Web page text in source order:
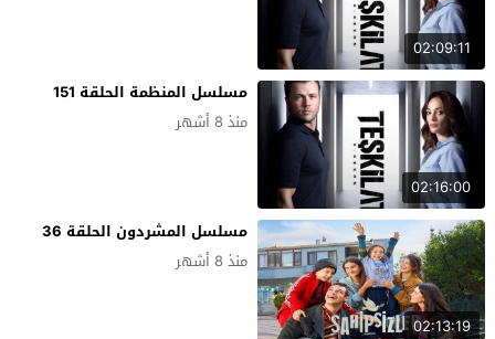
02:09:11
02:16:00
مسلسل المنظمة الحلقة 151
منذ 8 أشهر
02:13:19
مسلسل المشردون الحلقة 36
منذ 8 أشهر